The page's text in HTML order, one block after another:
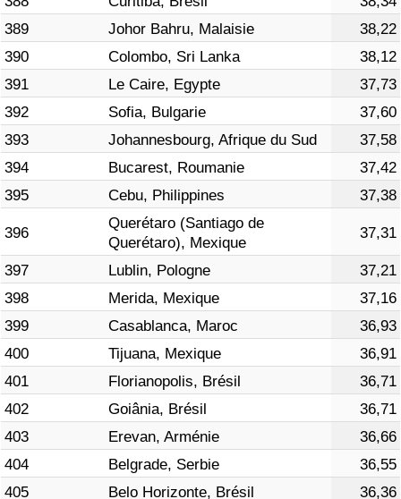
389
Johor Bahru, Malaisie
38,22
390
Colombo, Sri Lanka
38,12
391
Le Caire, Egypte
37,73
392
Sofia, Bulgarie
37,60
393
Johannesbourg, Afrique du Sud
37,58
394
Bucarest, Roumanie
37,42
395
Cebu, Philippines 37,38
396
Querétaro (Santiago de
Querétaro), Mexique
37,31
397 Lublin, Pologne
37,21
398
Merida, Mexique
37,16
399
Casablanca, Maroc
36,93
400
Tijuana, Mexique
36,91
401
Florianopolis, Brésil
36,71
402
Goiânia, Brésil
36,71
403
Erevan, Arménie
36,66
404
Belgrade, Serbie
36,55
405
Belo Horizonte, Brésil 36,36